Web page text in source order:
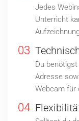
Jedes
Unterricht
03
Du
Adresse
Webcam für
04